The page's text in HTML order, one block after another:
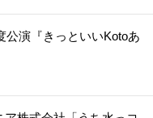
公演『きっといいKotoあ